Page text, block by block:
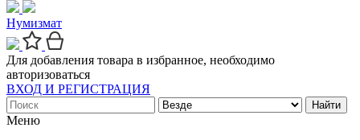
Нумизмат
Для добавления товара в избранное, необходимо
авторизоваться
ВХОД И РЕГИСТРАЦИЯ
Найти
Меню